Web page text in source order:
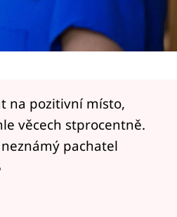
na pozitivní místo,
věcech stprocentně.
pachatel